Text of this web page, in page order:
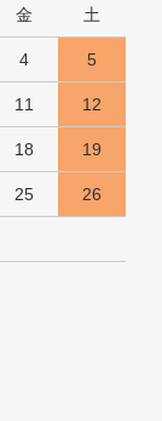
金 土
4 5
11 12
18 19
25 26